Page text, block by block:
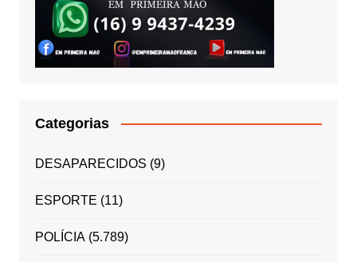
Categorias
DESAPARECIDOS (9)
ESPORTE (11)
POLÍCIA(5.789)